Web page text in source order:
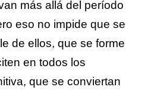
más allá del período
eso no impide que se
de ellos, que se forme
en todos los
que se conviertan